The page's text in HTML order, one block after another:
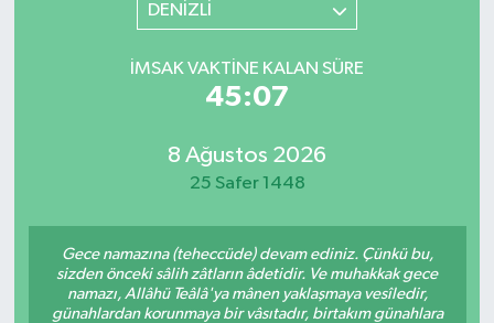
DENİZLİ
İMSAK VAKTINE KALAN SÜRE
45:07
8 Ağustos 2026
25 Safer 1448
Gece namazına (teheccüde) devam ediniz. Çünkü bu,
sizden önceki sâlih zâtların âdetidir. Ve muhakkak gece
namazı, Allâhü Teâlâ'ya mânen yaklaşmaya vesîledir,
günahlardan korunmaya bir vâsıtadır, birtakım günahlara
Son Dakika Haberleri